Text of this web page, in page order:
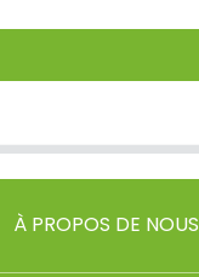
À PROPOS DE NOUS